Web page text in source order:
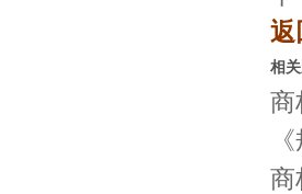
返
相
商
商